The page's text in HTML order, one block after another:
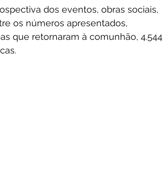
dos eventos, obras sociais,
os números apresentados,
que retornaram à comunhão, 4.544